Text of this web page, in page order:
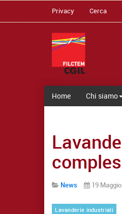
Privacy Cerca
Home Chi siamo
News 19
Lavanderie industriali